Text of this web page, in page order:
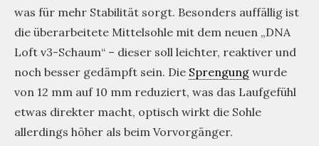
was für mehr Stabilität sorgt. Besonders auffällig ist
die überarbeitete Mittelsohle mit dem neuen „DNA
Loft v3-Schaum“ – dieser soll leichter, reaktiver und
noch besser gedämpft sein. Die Sprengung wurde
von 12 mm auf 10 mm reduziert, was das Laufgefühl
etwas direkter macht, optisch wirkt die Sohle
allerdings höher als beim Vorvorgänger.